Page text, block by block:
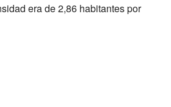
era de 2,86 habitantes por